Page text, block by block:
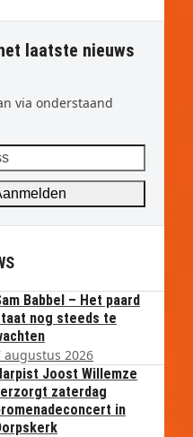
laatste nieuws
via onderstaand
Babbel – Het paard
nog steeds te
augustus 2026
Joost Willemze
zaterdag
in